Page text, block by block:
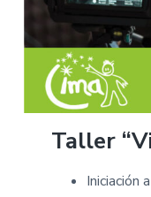
Taller
Iniciación